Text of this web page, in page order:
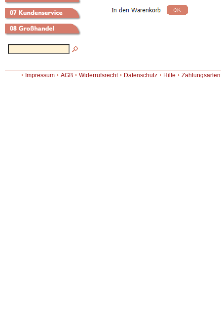
Impressum AGB Widerrufsrecht Datenschutz Hilfe Zahlungsarten